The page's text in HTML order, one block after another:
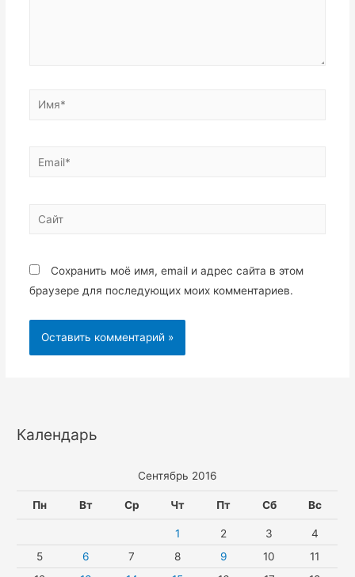
Имя*
Email*
Сайт
Сохранить моё имя, email и адрес сайта в этом
браузере для последующих моих комментариев.
Календарь
Сентябрь 2016
Пн Вт Ср Чт Пт Сб Вс
1 2 3
4
5
6 7 8 9 10
11